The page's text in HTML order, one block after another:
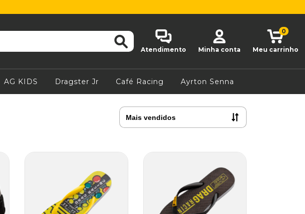
Atendimento Minha conta Meu carrinho
0
AG KIDS Dragster Jr Café Racing Ayrton Senna